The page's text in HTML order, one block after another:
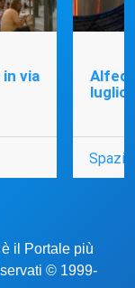
via
luglio
Spazio
il Portale più
© 1999-